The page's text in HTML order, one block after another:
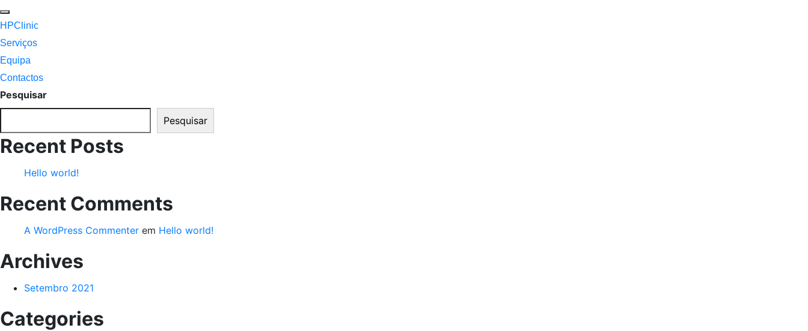
HPClinic
Serviços
Equipa
Contactos
Pesquisar
Pesquisar
Recent Posts
Hello world!
Recent Comments
A WordPress Commenter em Hello world!
Archives
Setembro 2021
Categories